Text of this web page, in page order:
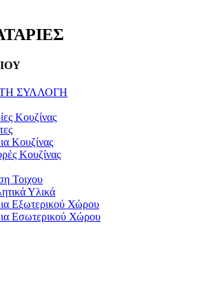
ΤΗ ΣΥΛΛΟΓΗ
Κουζίνας
Κουζίνας
Κουζίνας
Τοιχου
Υλικά
Εξωτερικού Χώρου
Εσωτερικού Χώρου